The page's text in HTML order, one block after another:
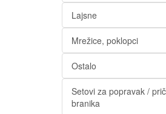
Lajsne
Mrežice, poklopci
Ostalo
Setovi za popravak /
branika